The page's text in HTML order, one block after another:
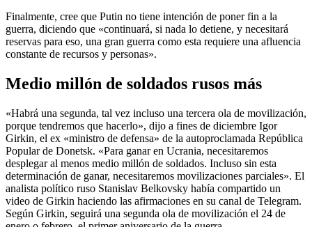
Finalmente, cree que Putin no tiene intención de poner fin a la
guerra, diciendo que «continuará, si nada lo detiene, y necesitará
reservas para eso, una gran guerra como esta requiere una afluencia
constante de recursos y personas».
Medio millón de soldados rusos más
«Habrá una segunda, tal vez incluso una tercera ola de movilización,
porque tendremos que hacerlo», dijo a fines de diciembre Igor
Girkin, el ex «ministro de defensa» de la autoproclamada República
Popular de Donetsk. «Para ganar en Ucrania, necesitaremos
desplegar al menos medio millón de soldados. Incluso sin esta
determinación de ganar, necesitaremos movilizaciones parciales». El
analista político ruso Stanislav Belkovsky había compartido un
video de Girkin haciendo las afirmaciones en su canal de Telegram.
Según Girkin, seguirá una segunda ola de movilización el 24 de